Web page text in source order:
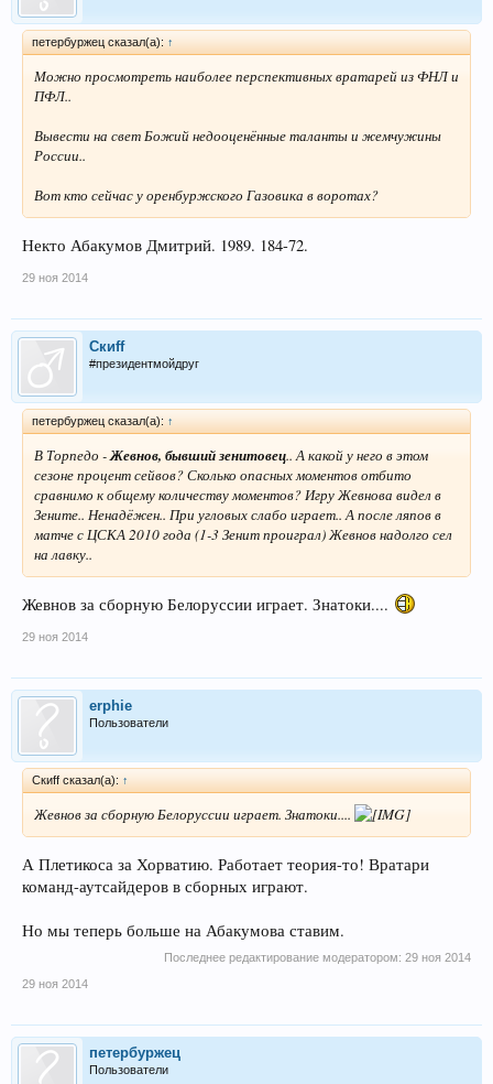
петербуржец сказал(а): ↑
Можно просмотреть наиболее перспективных вратарей из ФНЛ и
ПФЛ..
Вывести на свет Божий недооценённые таланты и жемчужины
России..
Вот кто сейчас у оренбуржского Газовика в воротах?
Некто Абакумов Дмитрий. 1989. 184-72.
29 ноя 2014
Скиff
#президентмойдруг
петербуржец сказал(а): ↑
В Торпедо -Жевнов, бывший зенитовец.. А какой у него в этом
сезоне процент сейвов? Сколько опасных моментов отбито
сравнимо к общему количеству моментов? Игру Жевнова видел в
Зените.. Ненадёжен.. При угловых слабо играет.. А после ляпов в
матче с ЦСКА 2010 года (1-3 Зенит проиграл) Жевнов надолго сел
на лавку..
Жевнов за сборную Белоруссии играет. Знатоки....
29 ноя 2014
erphie
Пользователи
Скиff сказал(а): ↑
Жевнов за сборную Белоруссии играет. Знатоки....
А Плетикоса за Хорватию. Работает теория-то! Вратари
команд-аутсайдеров в сборных играют.
Но мы теперь больше на Абакумова ставим.
Последнее редактирование модератором: 29 ноя 2014
29 ноя 2014
петербуржец
Пользователи